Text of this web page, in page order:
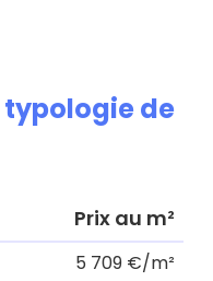
typologie de
Prix au m²
5 709 €/m²